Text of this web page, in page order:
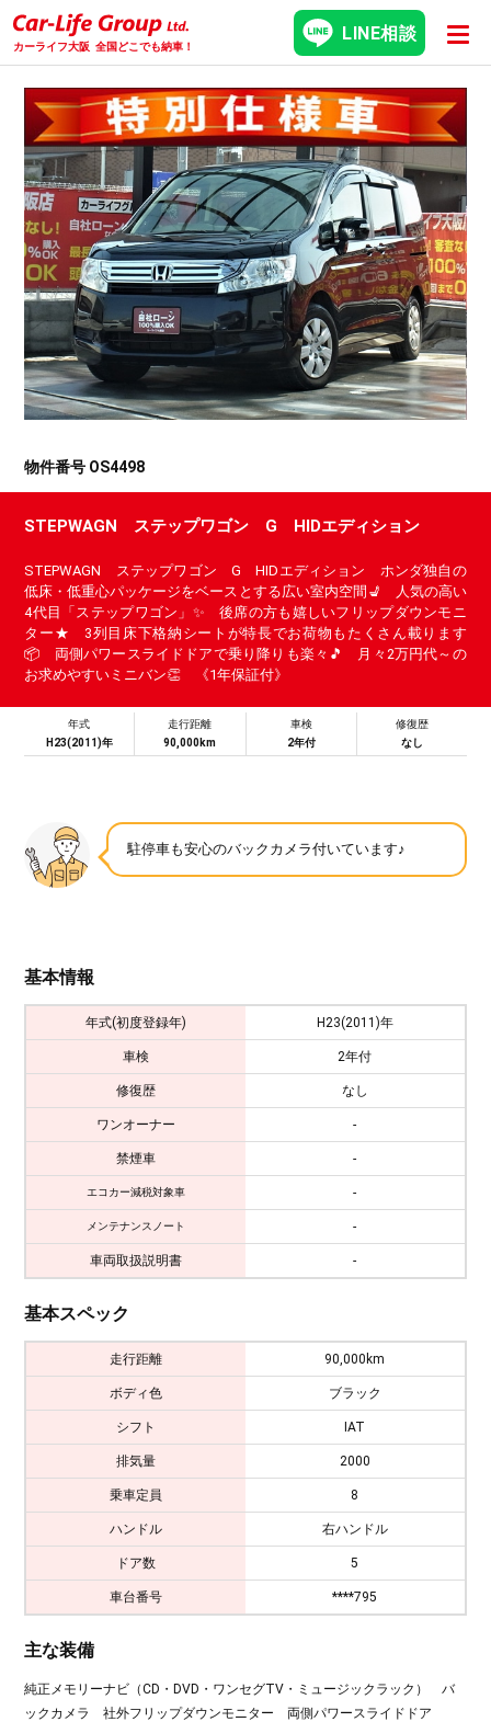
カーライフ大阪 全国どこでも納車！
LINE相談
物件番号 OS4498
STEPWAGN ステップワゴン G HIDエディション
STEPWAGN ステップワゴン G HIDエディション ホンダ独自の
低床・低重心パッケージをベースとする広い室内空間💺 人気の高い
4代目「ステップワゴン」✨ 後席の方も嬉しいフリップダウンモニ
ター★ 3列目床下格納シートが特長でお荷物もたくさん載ります
📦 両側パワースライドドアで乗り降りも楽々🎵 月々2万円代～の
お求めやすいミニバン👏 《1年保証付》
年式
H23(2011)年
走行距離
90,000km
車検
2年付
修復歴
なし
駐停車も安心のバックカメラ付いています♪
基本情報
年式(初度登録年) H23(2011)年
車検 2年付
修復歴 なし
ワンオーナー -
禁煙車 -
エコカー減税対象車 -
メンテナンスノート -
車両取扱説明書 -
基本スペック
走行距離 90,000km
ボディ色 ブラック
シフト IAT
排気量 2000
乗車定員 8
ハンドル 右ハンドル
ドア数 5
車台番号 ****795
主な装備
純正メモリーナビ（CD・DVD・ワンセグTV・ミュージックラック） バ
ックカメラ 社外フリップダウンモニター 両側パワースライドドア